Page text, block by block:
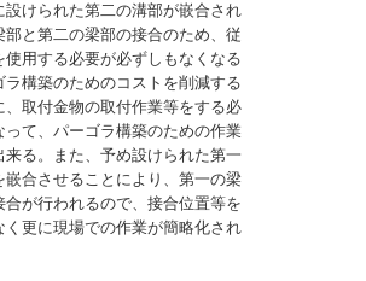
けられた第二の溝部が嵌合され
と第二の梁部の接合のため、従
用する必要が必ずしもなくなる
構築のためのコストを削減する
、取付金物の取付作業等をする必
て、パーゴラ構築のための作業
る。また、予め設けられた第一
合させることにより、第一の梁
が行われるので、接合位置等を
更に現場での作業が簡略化され